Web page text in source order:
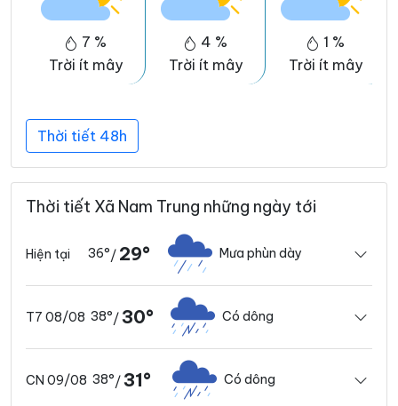
7 %
Trời ít mây
4 %
Trời ít mây
1 %
Trời ít mây
Thời tiết 48h
Thời tiết Xã Nam Trung những ngày tới
Hiện tại 36°/ 29° Mưa phùn dày
T7 08/08 38°/30° Có dông
CN 09/08 38°/31° Có dông